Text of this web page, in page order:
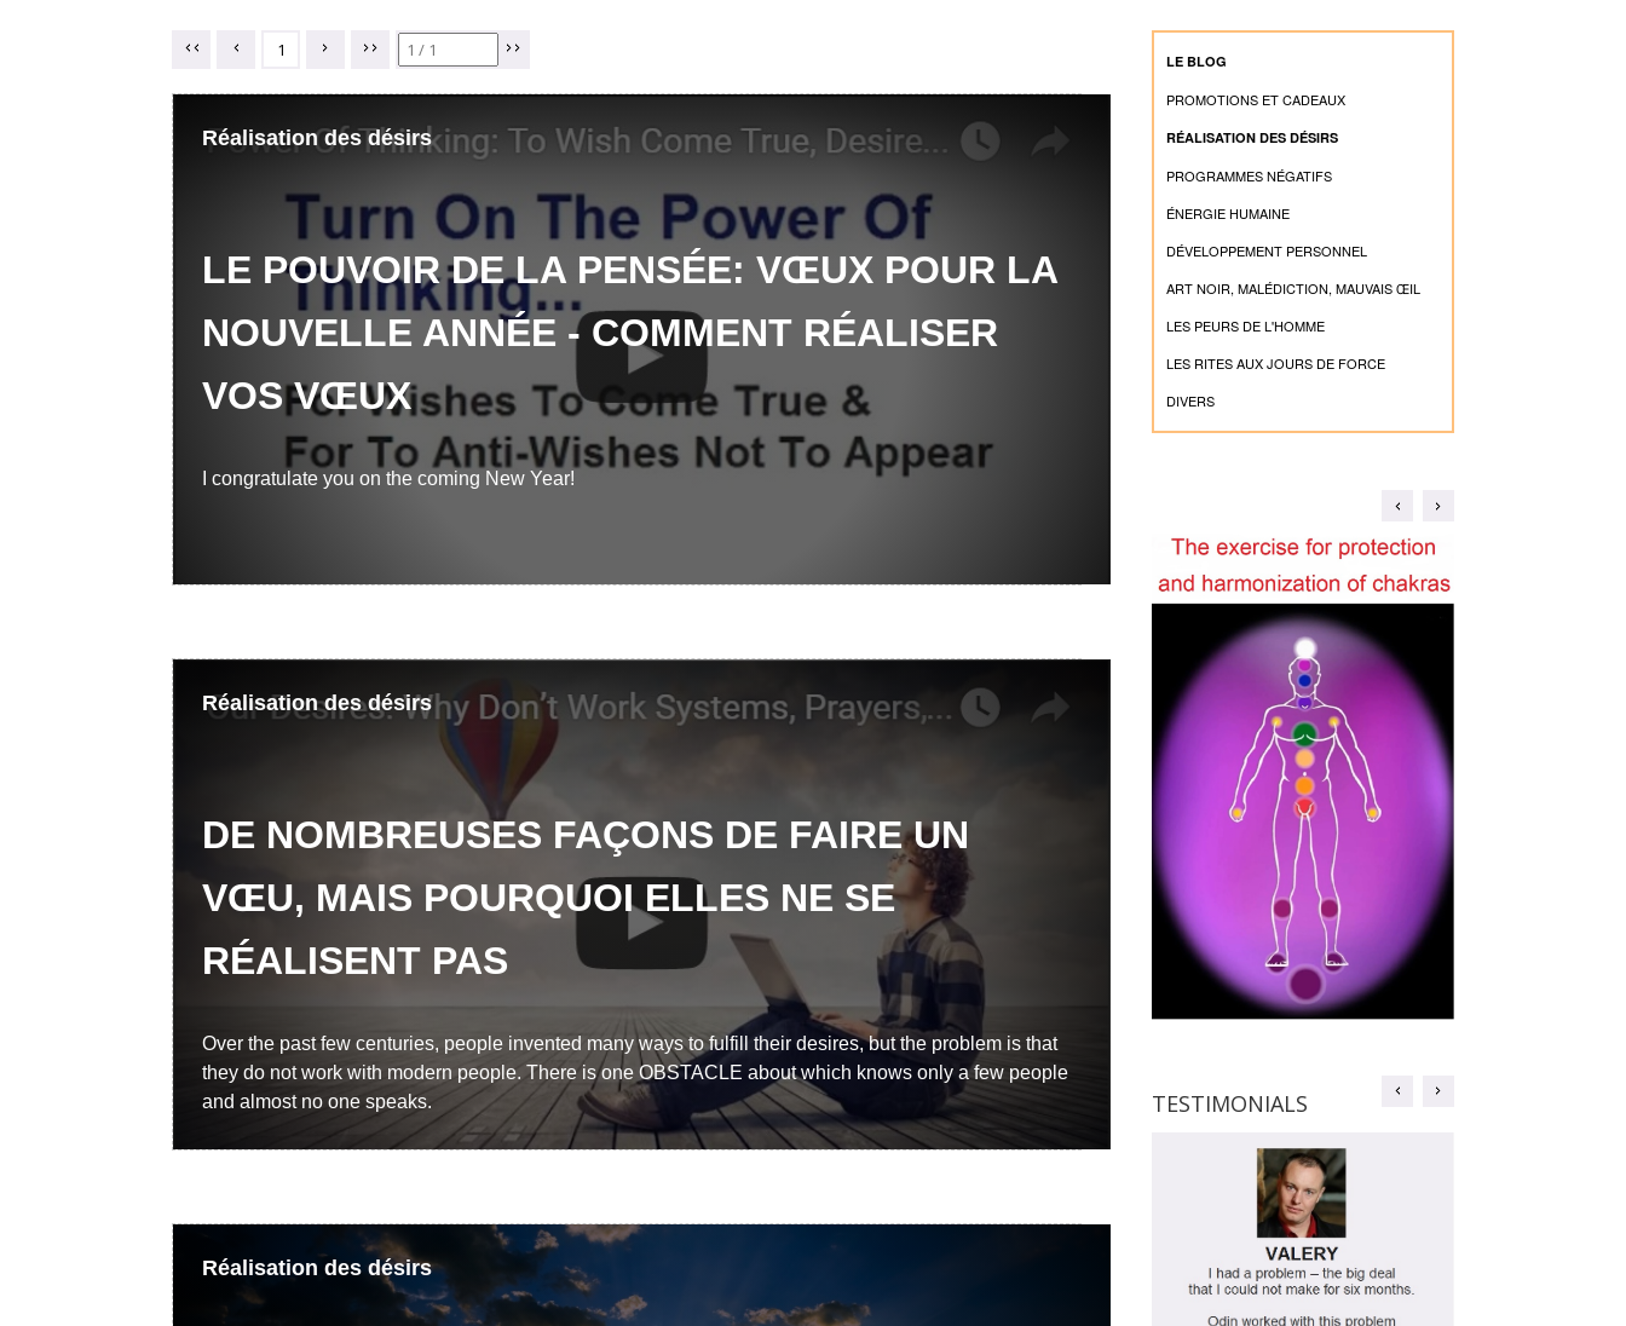
LE BLOG
PROMOTIONS ET CADEAUX
RÉALISATION DES DÉSIRS
PROGRAMMES NÉGATIFS
ÉNERGIE HUMAINE
DÉVELOPPEMENT PERSONNEL
ART NOIR, MALÉDICTION, MAUVAIS ŒIL
LES PEURS DE L'HOMME
LES RITES AUX JOURS DE FORCE
DIVERS
TESTIMONIALS TESTIMONIALS TESTIMONIALS
1
Réalisation des désirs
LE POUVOIR DE LA PENSÉE: VŒUX POUR LA
NOUVELLE ANNÉE - COMMENT RÉALISER
VOS VŒUX
I congratulate you on the coming New Year!
Réalisation des désirs
DE NOMBREUSES FAÇONS DE FAIRE UN
VŒU, MAIS POURQUOI ELLES NE SE
RÉALISENT PAS
Over the past few centuries, people invented many ways to fulfill their desires, but the problem is that
they do not work with modern people. There is one OBSTACLE about which knows only a few people
and almost no one speaks.
Réalisation des désirs